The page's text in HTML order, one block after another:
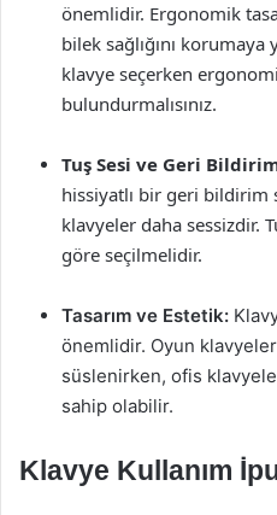
önemlidir. Ergonomik
bilek sağlığını korumaya
klavye seçerken
bulundurmalısınız.
Tuş Sesi ve Geri
hissiyatlı bir geri bildirim
klavyeler daha sessizdir.
göre seçilmelidir.
Tasarım ve Estetik:
önemlidir. Oyun
süslenirken, ofis
sahip olabilir.
Klavye Kullanım